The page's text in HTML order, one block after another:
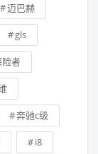
迈巴赫
gls
险者
奔驰c级
i8